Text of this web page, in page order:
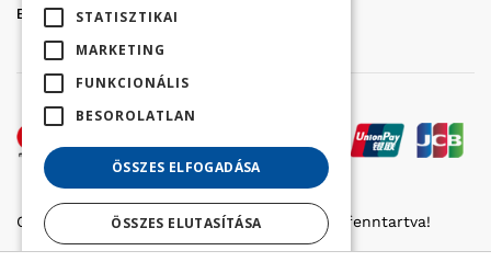
E-mail:
golfaruhaz@gmail.com
Copyright © 2022 Golfker Kft. - Minden jog fenntartva!
STATISZTIKAI
MARKETING
FUNKCIONÁLIS
BESOROLATLAN
ÖSSZES ELFOGADÁSA
ÖSSZES ELUTASÍTÁSA